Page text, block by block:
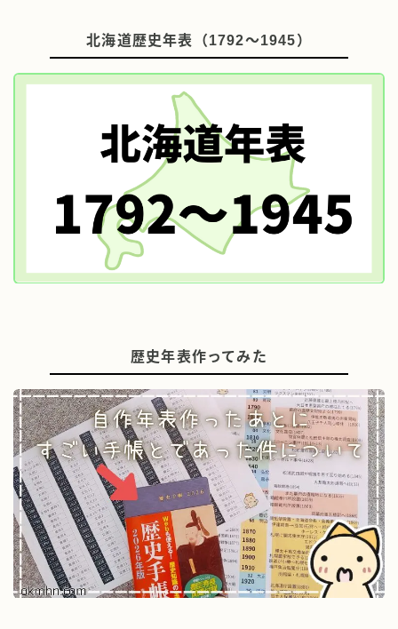
北海道歴史年表（1792～1945）
歴史年表作ってみた